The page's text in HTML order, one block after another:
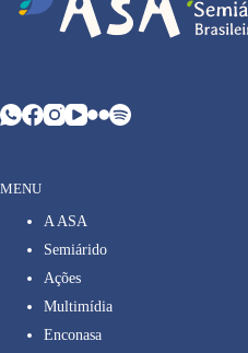
MENU
A ASA
Semiárido
Ações
Multimídia
Enconasa